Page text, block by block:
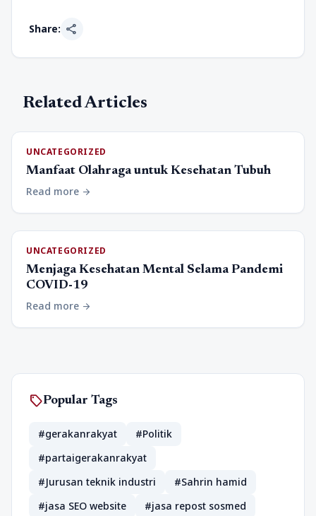
Share: share
Related Articles
UNCATEGORIZED
Manfaat Olahraga untuk Kesehatan Tubuh
Read more arrow_forward
UNCATEGORIZED
Menjaga Kesehatan Mental Selama Pandemi
COVID-19
Read more arrow_forward
sellPopular Tags
#gerakanrakyat
#Politik
#partaigerakanrakyat
#Jurusan teknik industri
#Sahrin hamid
#jasa SEO website
#jasa repost sosmed